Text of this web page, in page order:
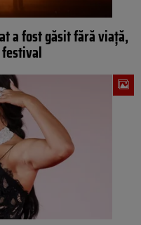
a fost găsit fără viață,